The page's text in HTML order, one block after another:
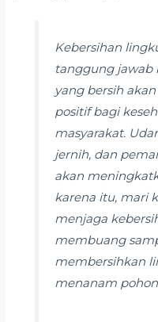
Kebersihan
tanggung jawab
yang bersih
positif bagi
masyarakat.
jernih, dan
akan
karena itu, mari
menjaga
membuang
membersihkan
menanam